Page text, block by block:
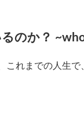
のか？
これまでの人生で